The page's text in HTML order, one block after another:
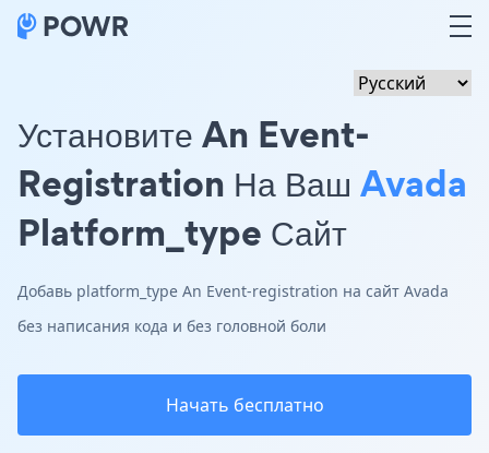
Установите An Event-
Registration На Ваш Avada
Platform_type Сайт
Добавь platform_type An Event-registration на сайт Avada
без написания кода и без головной боли
Начать бесплатно